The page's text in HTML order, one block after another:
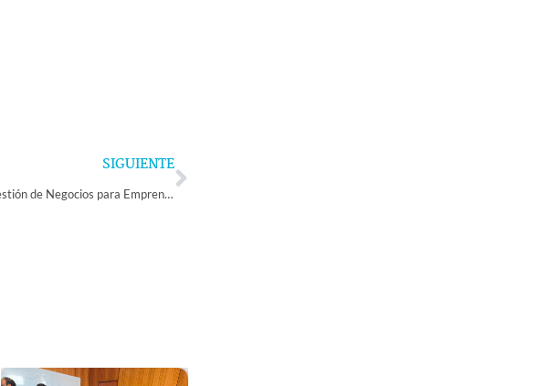
SIGUIENTE
Continúa Curso Básico de Administración y Gestión de Negocios para Emprendedoras del Sector La Antena
Next